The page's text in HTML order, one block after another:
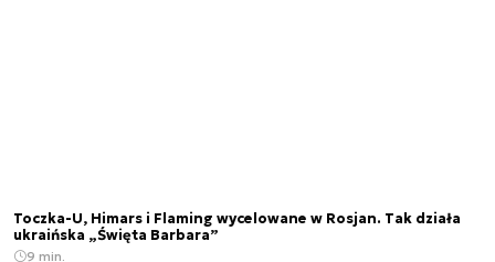
Toczka-U, Himars i Flaming wycelowane w Rosjan. Tak działa
ukraińska „Święta Barbara”
9 min.